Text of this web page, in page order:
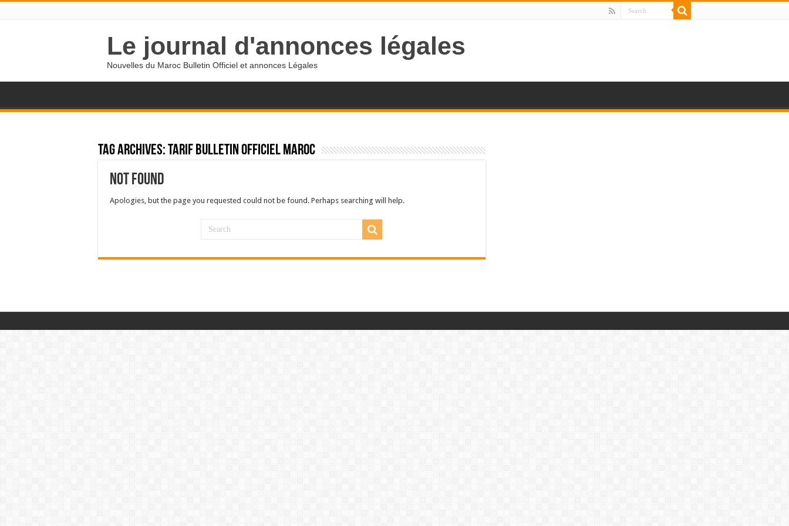
Le journal d'annonces légales
Nouvelles du Maroc Bulletin Officiel et annonces Légales
Tag Archives:tarif bulletin officiel maroc
Not Found
Apologies, but the page you requested could not be found. Perhaps searching will help.